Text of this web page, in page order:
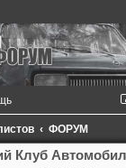
ФОРУМ
Клуб